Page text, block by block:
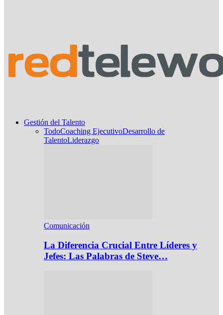
Gestión del Talento
TodoCoaching EjecutivoDesarrollo de
TalentoLiderazgo
Comunicación
La Diferencia Crucial Entre Líderes y
Jefes: Las Palabras de Steve…